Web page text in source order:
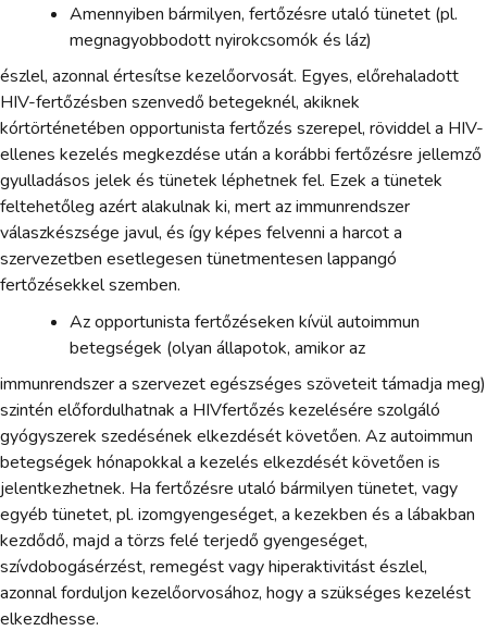
Amennyiben bármilyen, fertőzésre utaló tünetet (pl.
megnagyobbodott nyirokcsomók és láz)
észlel, azonnal értesítse kezelőorvosát. Egyes, előrehaladott
HIV-fertőzésben szenvedő betegeknél, akiknek
kórtörténetében opportunista fertőzés szerepel, röviddel a HIV-
ellenes kezelés megkezdése után a korábbi fertőzésre jellemző
gyulladásos jelek és tünetek léphetnek fel. Ezek a tünetek
feltehetőleg azért alakulnak ki, mert az immunrendszer
válaszkészsége javul, és így képes felvenni a harcot a
szervezetben esetlegesen tünetmentesen lappangó
fertőzésekkel szemben.
Az opportunista fertőzéseken kívül autoimmun
betegségek (olyan állapotok, amikor az
immunrendszer a szervezet egészséges szöveteit támadja meg)
szintén előfordulhatnak a HIVfertőzés kezelésére szolgáló
gyógyszerek szedésének elkezdését követően. Az autoimmun
betegségek hónapokkal a kezelés elkezdését követően is
jelentkezhetnek. Ha fertőzésre utaló bármilyen tünetet, vagy
egyéb tünetet, pl. izomgyengeséget, a kezekben és a lábakban
kezdődő, majd a törzs felé terjedő gyengeséget,
szívdobogásérzést, remegést vagy hiperaktivitást észlel,
azonnal forduljon kezelőorvosához, hogy a szükséges kezelést
elkezdhesse.